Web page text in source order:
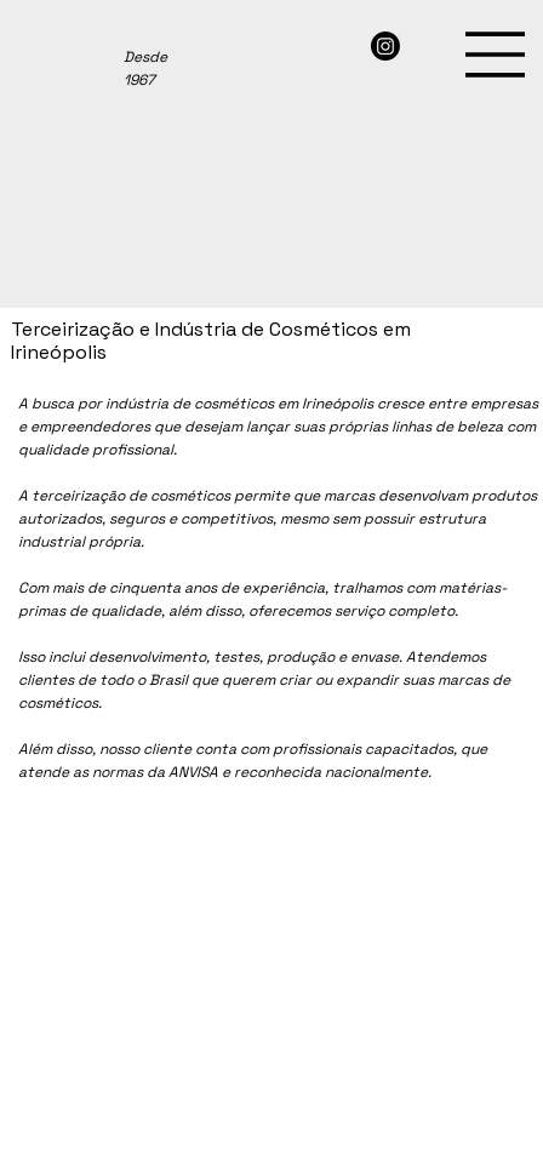
Desde
1967
A busca por indústria de cosméticos em Irineópolis cresce entre empresas
e empreendedores que desejam lançar suas próprias linhas de beleza com
qualidade profissional.
A terceirização de cosméticos permite que marcas desenvolvam produtos
autorizados, seguros e competitivos, mesmo sem possuir estrutura
industrial própria.
Com mais de cinquenta anos de experiência, tralhamos com matérias-
primas de qualidade, além disso, oferecemos serviço completo.
Isso inclui desenvolvimento, testes, produção e envase. Atendemos
clientes de todo o Brasil que querem criar ou expandir suas marcas de
cosméticos.
Além disso, nosso cliente conta com profissionais capacitados, que
atende as normas da ANVISA e reconhecida nacionalmente.
Terceirização e Indústria de Cosméticos em
Irineópolis